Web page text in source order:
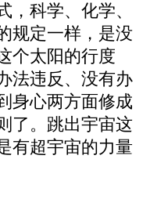
，科学、化学、
规定一样，是没
个太阳的行度
法违反、没有办
身心两方面修成
了。跳出宇宙这
有超宇宙的力量